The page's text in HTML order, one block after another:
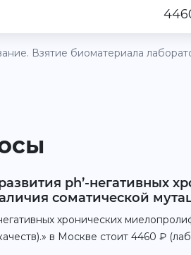
Взятие биоматериала
ph’-негативных
соматической
хронических
в Москве стоит 4460 ₽